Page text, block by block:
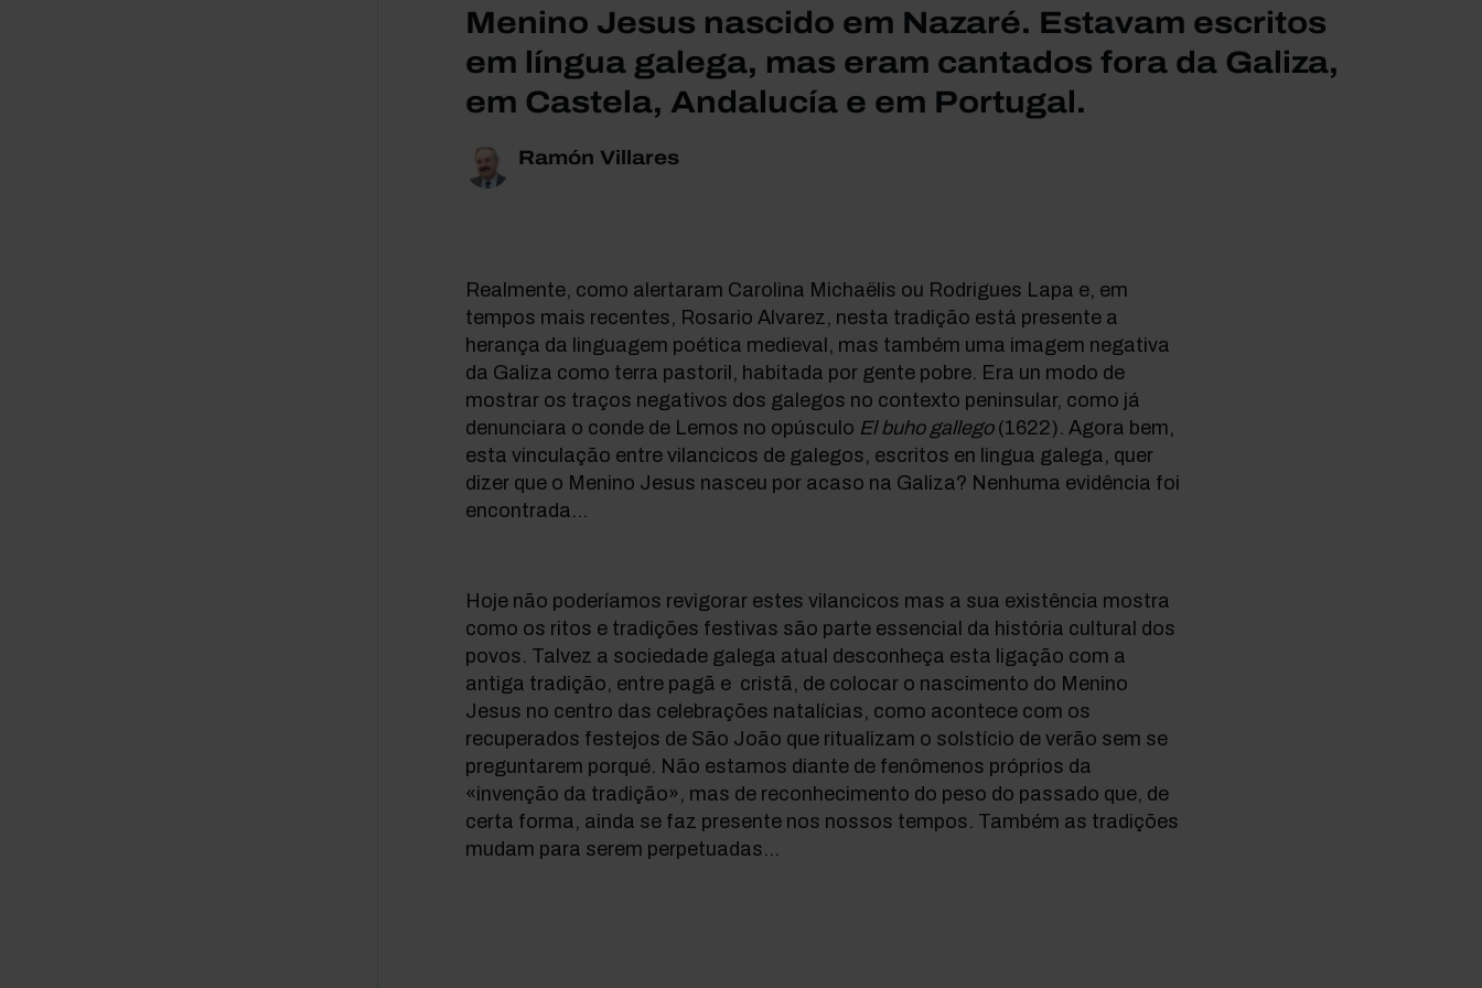
Menino Jesus nascido em Nazaré. Estavam escritos
em língua galega, mas eram cantados fora da Galiza,
em Castela, Andalucía e em Portugal.
Ramón Villares
Realmente, como alertaram Carolina Michaëlis ou Rodrigues Lapa e, em
tempos mais recentes, Rosario Alvarez, nesta tradição está presente a
herança da linguagem poética medieval, mas também uma imagem negativa
da Galiza como terra pastoril, habitada por gente pobre. Era un modo de
mostrar os traços negativos dos galegos no contexto peninsular, como já
denunciara o conde de Lemos no opúsculo El buho gallego(1622). Agora bem,
esta vinculação entre vilancicos de galegos, escritos en lingua galega, quer
dizer que o Menino Jesus nasceu por acaso na Galiza? Nenhuma evidência foi
encontrada...
Hoje não poderíamos revigorar estes vilancicos mas a sua existência mostra
como os ritos e tradições festivas são parte essencial da história cultural dos
povos. Talvez a sociedade galega atual desconheça esta ligação com a
antiga tradição, entre pagã e cristã, de colocar o nascimento do Menino
Jesus no centro das celebrações natalícias, como acontece com os
recuperados festejos de São João que ritualizam o solstício de verão sem se
preguntarem porqué. Não estamos diante de fenômenos próprios da
«invenção da tradição», mas de reconhecimento do peso do passado que, de
certa forma, ainda se faz presente nos nossos tempos. Também as tradições
mudam para serem perpetuadas...